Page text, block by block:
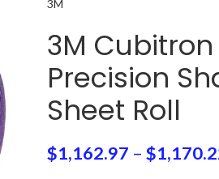
3M
3M
Precision
Sheet Roll
$1,162.97 – $